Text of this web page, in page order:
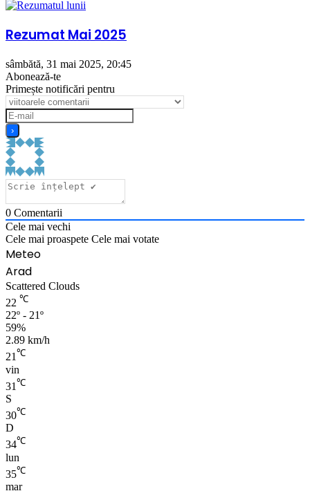
Rezumat Mai 2025
sâmbătă, 31 mai 2025, 20:45
Abonează-te
Primește notificări pentru
0 Comentarii
Cele mai vechi
Cele mai proaspete Cele mai votate
Meteo
Arad
Scattered Clouds
22 ℃
22º - 21º
59%
2.89 km/h
21℃
vin
31 ℃
S
30℃
D
34℃
lun
35℃
mar